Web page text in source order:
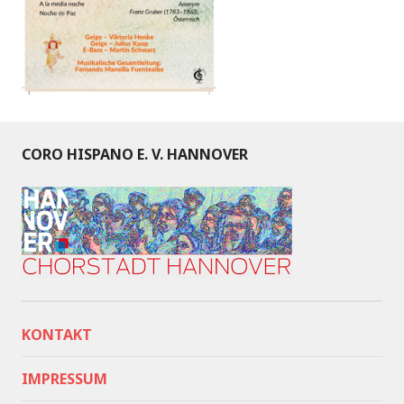
CORO HISPANO E. V. HANNOVER
KONTAKT
IMPRESSUM